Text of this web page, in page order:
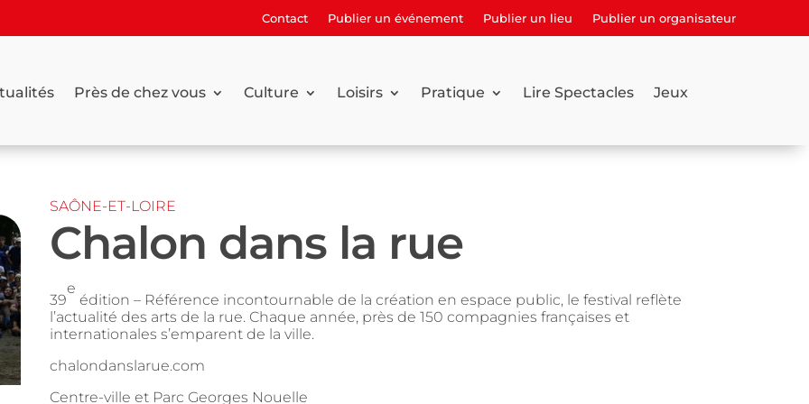
Contact Publier un événement Publier un lieu Publier un organisateur
Près de chez vous Culture Loisirs Pratique Lire Spectacles Jeux
SAÔNE-ET-LOIRE
Chalon dans la rue
39
e
édition – Référence incontournable de la création en espace public, le festival reflète
l’actualité des arts de la rue. Chaque année, près de 150 compagnies françaises et
internationales s’emparent de la ville.
chalondanslarue.com
Centre-ville et Parc Georges Nouelle